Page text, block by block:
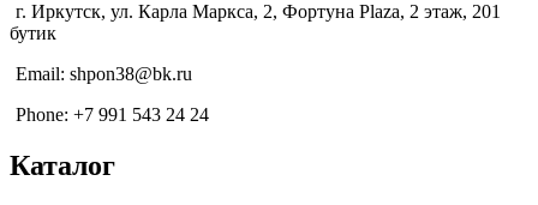
г. Иркутск, ул. Карла Маркса, 2, Фортуна Plaza, 2 этаж, 201
бутик
Email: shpon38@bk.ru
Phone: +7 991 543 24 24
Каталог